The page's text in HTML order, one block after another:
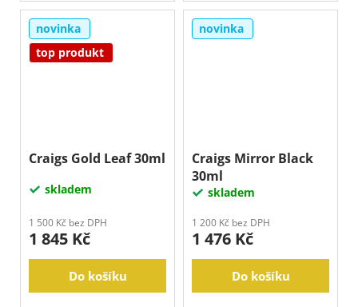
novinka
top produkt
Craigs Gold Leaf 30ml
skladem
1 500 Kč bez DPH
1 845 Kč
Do košíku
novinka
Craigs Mirror Black
30ml
skladem
1 200 Kč bez DPH
1 476 Kč
Do košíku